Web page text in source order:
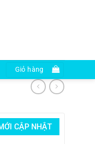
Giỏ hàng
CẬP NHẬT